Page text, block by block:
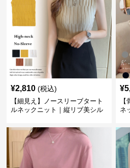
¥2,810 (税込)
【細見え】ノースリーブタート
ルネックニット｜縦リブ美シル
¥
ネ